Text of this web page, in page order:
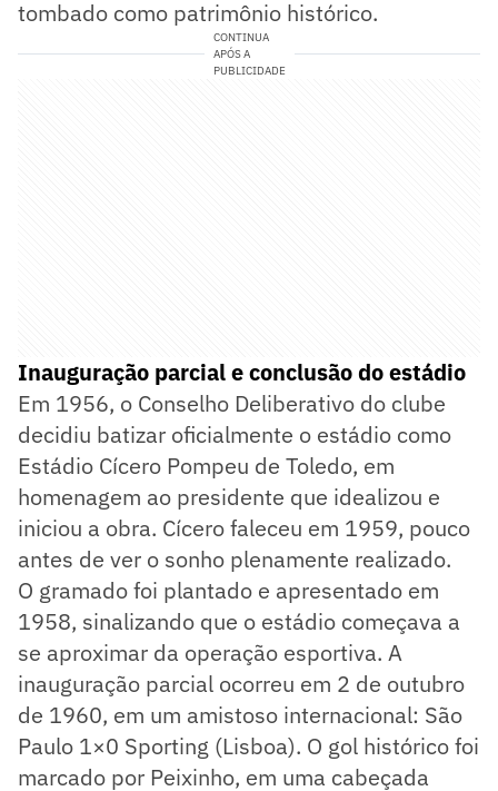
tombado como patrimônio histórico.
CONTINUA
APÓS A
PUBLICIDADE
Inauguração parcial e conclusão do estádio
Em 1956, o Conselho Deliberativo do clube
decidiu batizar oficialmente o estádio como
Estádio Cícero Pompeu de Toledo, em
homenagem ao presidente que idealizou e
iniciou a obra. Cícero faleceu em 1959, pouco
antes de ver o sonho plenamente realizado.
O gramado foi plantado e apresentado em
1958, sinalizando que o estádio começava a
se aproximar da operação esportiva. A
inauguração parcial ocorreu em 2 de outubro
de 1960, em um amistoso internacional: São
Paulo 1×0 Sporting (Lisboa). O gol histórico foi
marcado por Peixinho, em uma cabeçada